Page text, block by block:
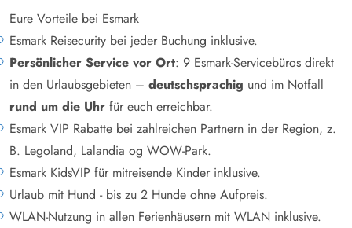
Eure Vorteile bei Esmark
Esmark Reisecurity bei jeder Buchung inklusive.
Persönlicher Service vor Ort: 9 Esmark-Servicebüros direkt
in den Urlaubsgebieten – deutschsprachig und im Notfall
rund um die Uhr für euch erreichbar.
Esmark VIP Rabatte bei zahlreichen Partnern in der Region, z.
B. Legoland, Lalandia og WOW-Park.
Esmark KidsVIP für mitreisende Kinder inklusive.
Urlaub mit Hund - bis zu 2 Hunde ohne Aufpreis.
WLAN-Nutzung in allen Ferienhäusern mit WLAN inklusive.